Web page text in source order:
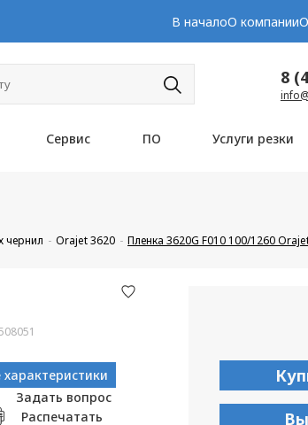
В началоО компании
8
Сервис ПО Услуги резки
чернил Orajet 3620 Пленка 3620G F010 100/1260
характеристики
Задать вопрос
Распечатать